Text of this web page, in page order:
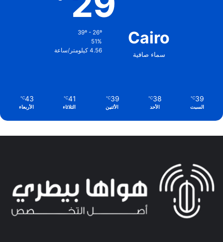
Cairo
سماء صافية
51%
4.56 كيلومتر/ساعة
39
℃
السبت
38
℃
الأحد
39
℃
الأثنين
41
℃
الثلاثاء
43
℃
الأربعاء